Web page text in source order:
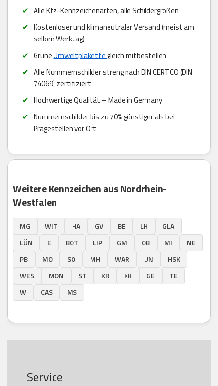
Alle Kfz-Kennzeichenarten, alle Schildergrößen
Kostenloser und klimaneutraler Versand (meist am
selben Werktag)
GrüneUmweltplakettegleich mitbestellen
Alle Nummernschilder streng nach DIN CERTCO (DIN
74069) zertifiziert
Hochwertige Qualität – Made in Germany
Nummernschilder bis zu 70% günstiger als bei
Prägestellen vor Ort
Weitere Kennzeichen aus Nordrhein-
Westfalen
MG WIT HA GV BE LH
GLA
LÜN
E BOT LIP GM OB MI
NE
PB
MO SO MH WAR UN
HSK
WES
MON ST KR KK GE
TE
W
CAS MS
Service